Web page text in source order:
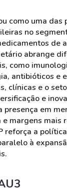
como uma das
no
de
abrange
como
antibióticos e
clínicas e o
e
presença em
margens mais
reforça a
à